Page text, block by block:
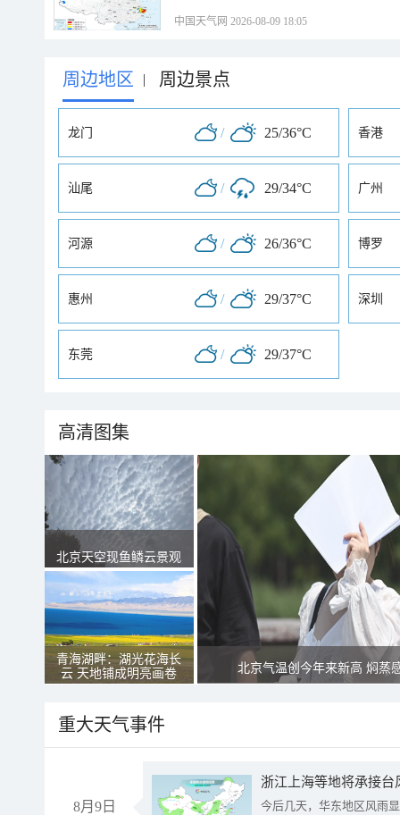
中国天气网 2026-08-09 18:05
周边地区 | 周边景点
龙门 / 25/36°C 香港
汕尾 / 29/34°C 广州
河源 / 26/36°C 博罗
惠州 / 29/37°C 深圳
东莞 / 29/37°C
高清图集
北京天空现鱼鳞云景观
青海湖畔：湖光花海长
云 天地铺成明亮画卷
北京气温创今年来新高 焖蒸
重大天气事件
8月9日
浙江上海等地将承接台
今后几天，华东地区风雨